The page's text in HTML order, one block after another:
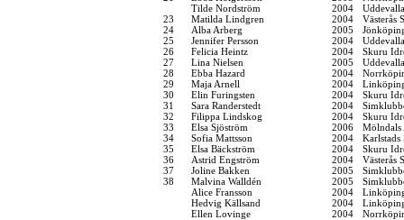
Tilde Nordström
2004
23
Matilda Lindgren 2004
Västerås
24
Alba Arberg 2005
25
Jennifer Persson 2004
26
Felicia Heintz 2004
Skuru
27
Lina Nielsen 2005
28
Ebba Hazard 2004
29
Maja Arnell 2004
30
Elin Furingsten 2004
Skuru
31
Sara Randerstedt 2004
32
Filippa Lindskog 2004
Skuru
33
Elsa Sjöström 2006
Mölndals
34
Sofia Mattsson 2004
Karlstads
35
Elsa Bäckström 2004
Skuru
36
Astrid Engström 2004
Västerås
37
Joline Bakken 2005
38
Malvina Walldén 2005
Alice Fransson
2004
Hedvig Källsand
2004
Ellen Lovinge
2004